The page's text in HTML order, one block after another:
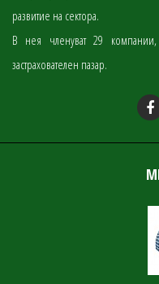
развитие на сектора.
В нея членуват 29 компании,
застрахователен пазар.